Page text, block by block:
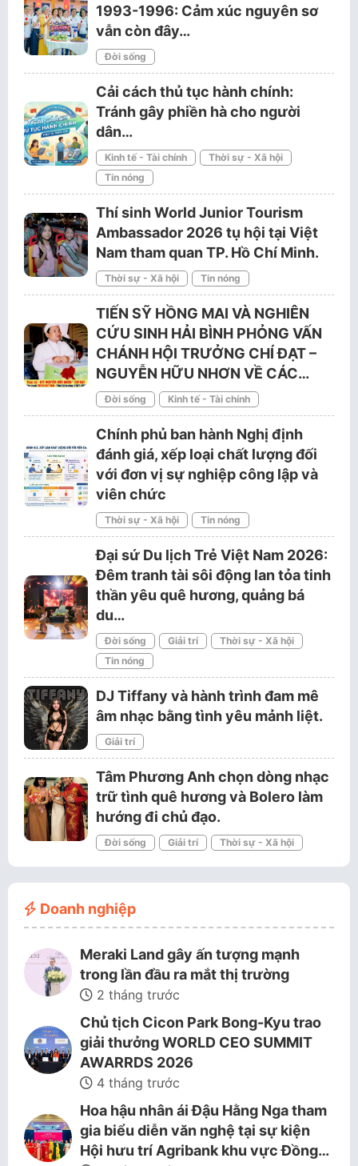
1993-1996: Cảm xúc nguyên sơ
vẫn còn đây…
Đời sống
Cải cách thủ tục hành chính:
Tránh gây phiền hà cho người
dân…
Kinh tế - Tài chính
Thời sự - Xã hội
Tin nóng
Thí sinh World Junior Tourism
Ambassador 2026 tụ hội tại Việt
Nam tham quan TP. Hồ Chí Minh.
Thời sự - Xã hội Tin nóng
TIẾN SỸ HỒNG MAI VÀ NGHIÊN
CỨU SINH HẢI BÌNH PHỎNG VẤN
CHÁNH HỘI TRƯỞNG CHÍ ĐẠT –
NGUYỄN HỮU NHƠN VỀ CÁC…
Đời sống Kinh tế - Tài chính
Chính phủ ban hành Nghị định
đánh giá, xếp loại chất lượng đối
với đơn vị sự nghiệp công lập và
viên chức
Thời sự - Xã hội Tin nóng
Đại sứ Du lịch Trẻ Việt Nam 2026:
Đêm tranh tài sôi động lan tỏa tinh
thần yêu quê hương, quảng bá
du…
Đời sống Giải trí
Thời sự - Xã hội
Tin nóng
DJ Tiffany và hành trình đam mê
âm nhạc bằng tình yêu mảnh liệt.
Giải trí
Tâm Phương Anh chọn dòng nhạc
trữ tình quê hương và Bolero làm
hướng đi chủ đạo.
Đời sống Giải trí Thời sự - Xã hội
Doanh nghiệp
Meraki Land gây ấn tượng mạnh
trong lần đầu ra mắt thị trường
2 tháng trước
Chủ tịch Cicon Park Bong-Kyu trao
giải thưởng WORLD CEO SUMMIT
AWARRDS 2026
4 tháng trước
Hoa hậu nhân ái Đậu Hằng Nga tham
gia biểu diễn văn nghệ tại sự kiện
Hội hưu trí Agribank khu vực Đồng…